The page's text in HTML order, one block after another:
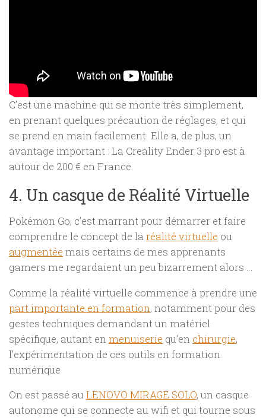
C’est une machine qui se monte très simplement,
en prenant quelques précaution de réglages, et qui
se prend en main facilement. Elle a, de plus, un
avantage important : La Creality Ender 3 pro est à
autour de 200 € en France.
4. Un casque de Réalité Virtuelle
Pokémon Go, c’est marrant pour démarrer et faire
comprendre le concept de la réalité virtuelle ou
augmentée mais certains de mes apprenants
gamers me regardaient un peu bizarrement alors …
Comme la réalité virtuelle commence à prendre une
part importante en formation, notamment pour des
gestes techniques demandant un matériel
spécifique, autant enmenuiserie qu’en chirurgie,
l’expérimentation de ces outils en formation
numérique
On est passé au LENOVO MIRAGE SOLO, un casque
autonome qui se connecte au wifi et qui tourne sous